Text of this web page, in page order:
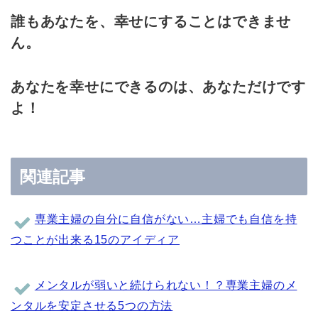
誰もあなたを、幸せにすることはできませ
ん。
あなたを幸せにできるのは、あなただけです
よ！
関連記事
専業主婦の自分に自信がない…主婦でも自信を持
つことが出来る15のアイディア
メンタルが弱いと続けられない！？専業主婦のメ
ンタルを安定させる5つの方法